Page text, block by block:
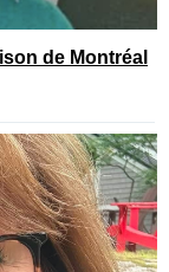
de Montréal